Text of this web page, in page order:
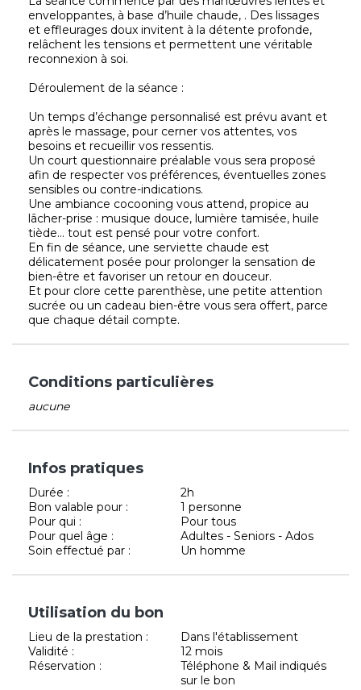
enveloppantes, à base d’huile chaude, . Des lissages
et effleurages doux invitent à la détente profonde,
relâchent les tensions et permettent une véritable
reconnexion à soi.
Déroulement de la séance :
Un temps d’échange personnalisé est prévu avant et
après le massage, pour cerner vos attentes, vos
besoins et recueillir vos ressentis.
Un court questionnaire préalable vous sera proposé
afin de respecter vos préférences, éventuelles zones
sensibles ou contre-indications.
Une ambiance cocooning vous attend, propice au
lâcher-prise : musique douce, lumière tamisée, huile
tiède… tout est pensé pour votre confort.
En fin de séance, une serviette chaude est
délicatement posée pour prolonger la sensation de
bien-être et favoriser un retour en douceur.
Et pour clore cette parenthèse, une petite attention
sucrée ou un cadeau bien-être vous sera offert, parce
que chaque détail compte.
Conditions particulières
aucune
Infos pratiques
Durée :
2h
Bon valable pour :
1 personne
Pour qui :
Pour tous
Pour quel âge :
Adultes - Seniors - Ados
Soin effectué par :
Un homme
Utilisation du bon
Lieu de la prestation :
Dans l'établissement
Validité :
12 mois
Réservation :
Téléphone & Mail indiqués
sur le bon